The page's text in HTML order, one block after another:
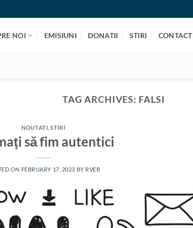
NOI EMISIUNI DONATII STIRI CONTACT
TAG ARCHIVES: FALSI
NOUTATI ,STIRI
să fim autentici
ON FEBRUARY 17, 2023 BY RVEB